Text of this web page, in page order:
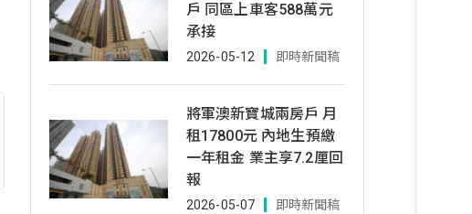
戶 同區上車客588萬元
承接
2026-05-12 即時新聞稿
將軍澳新寶城兩房戶 月
租17800元 內地生預繳
一年租金 業主享7.2厘回
報
2026-05-07 即時新聞稿